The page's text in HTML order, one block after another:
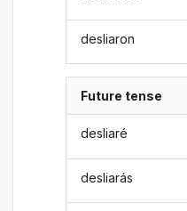
desliaron
Future tense
desliaré
desliarás